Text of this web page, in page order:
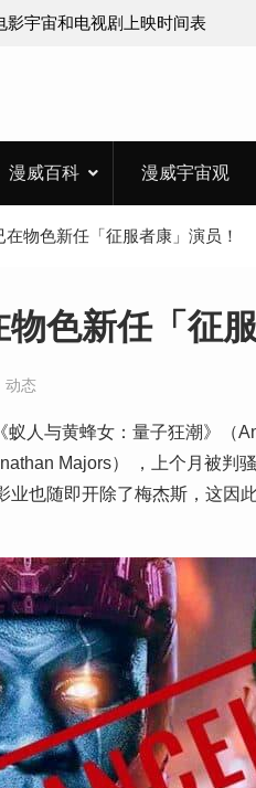
影宇宙和电视剧上映时间表
漫威百科 漫威宇宙观
物色新任「征服者康」演员！
色新任「征
动态
人与黄蜂女：量子狂潮》（
Majors） ，上个月被判
业也随即开除了梅杰斯，这因